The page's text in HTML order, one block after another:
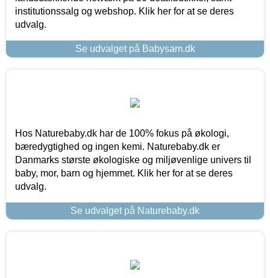
institutionssalg og webshop. Klik her for at se deres
udvalg.
Se udvalget på Babysam.dk
Hos Naturebaby.dk har de 100% fokus på økologi,
bæredygtighed og ingen kemi. Naturebaby.dk er
Danmarks største økologiske og miljøvenlige univers til
baby, mor, barn og hjemmet. Klik her for at se deres
udvalg.
Se udvalget på Naturebaby.dk